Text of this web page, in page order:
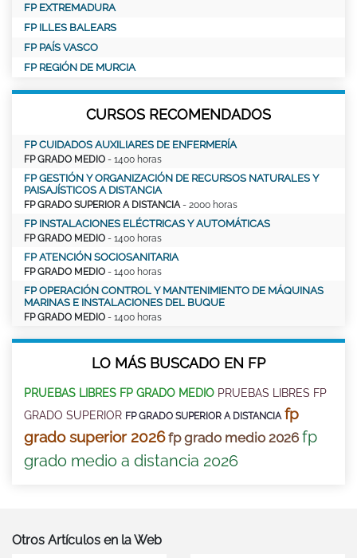
FP EXTREMADURA
FP ILLES BALEARS
FP PAÍS VASCO
FP REGIÓN DE MURCIA
CURSOS RECOMENDADOS
FP CUIDADOS AUXILIARES DE ENFERMERÍA
FP GRADO MEDIO - 1400 horas
FP GESTIÓN Y ORGANIZACIÓN DE RECURSOS NATURALES Y
PAISAJÍSTICOS A DISTANCIA
FP GRADO SUPERIOR A DISTANCIA- 2000 horas
FP INSTALACIONES ELÉCTRICAS Y AUTOMÁTICAS
FP GRADO MEDIO - 1400 horas
FP ATENCIÓN SOCIOSANITARIA
FP GRADO MEDIO - 1400 horas
FP OPERACIÓN CONTROL Y MANTENIMIENTO DE MÁQUINAS
MARINAS E INSTALACIONES DEL BUQUE
FP GRADO MEDIO - 1400 horas
LO MÁS BUSCADO EN FP
PRUEBAS LIBRES FP GRADO MEDIO PRUEBAS LIBRES FP
GRADO SUPERIOR FP GRADO SUPERIOR A DISTANCIA fp
grado superior 2026 fp grado medio 2026 fp
grado medio a distancia 2026
Otros Artículos en la Web